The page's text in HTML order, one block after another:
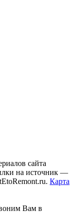
сайта
на источник —
Карта
Вам в